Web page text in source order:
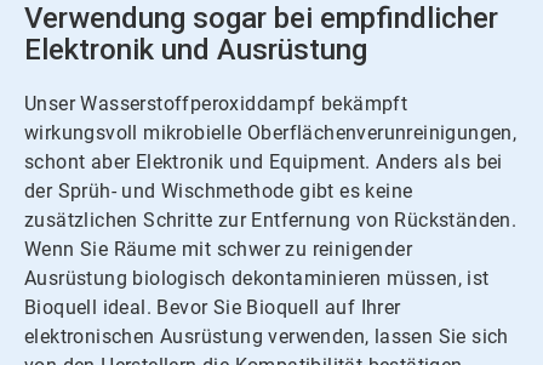
Verwendung sogar bei empfindlicher
Elektronik und Ausrüstung
Unser Wasserstoffperoxiddampf bekämpft
wirkungsvoll mikrobielle Oberflächenverunreinigungen,
schont aber Elektronik und Equipment. Anders als bei
der Sprüh- und Wischmethode gibt es keine
zusätzlichen Schritte zur Entfernung von Rückständen.
Wenn Sie Räume mit schwer zu reinigender
Ausrüstung biologisch dekontaminieren müssen, ist
Bioquell ideal. Bevor Sie Bioquell auf Ihrer
elektronischen Ausrüstung verwenden, lassen Sie sich